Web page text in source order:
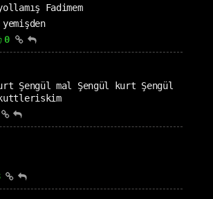
Fadimem
0
Şengül mal Şengül kurt Şengül